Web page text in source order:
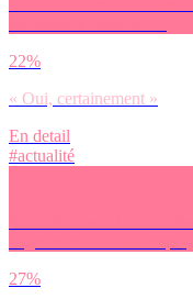
22%
« Oui, certainement »
En detail
#actualité
27%